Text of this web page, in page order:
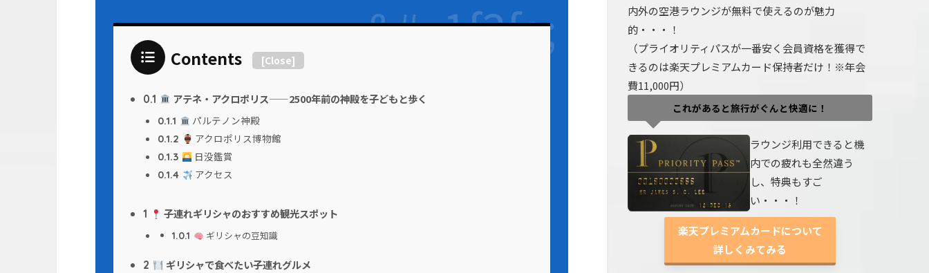
Contents [Close]
0.1 アテネ・アクロポリス——2500年前の神殿を子どもと歩く
0.1.1 パルテノン神殿
0.1.2 アクロポリス博物館
0.1.3 日没鑑賞
0.1.4 アクセス
1 子連れギリシャのおすすめ観光スポット
1.0.1 ギリシャの豆知識
2 ギリシャで食べたい子連れグルメ
内外の空港ラウンジが無料で使えるのが魅力
的・・・！
（プライオリティパスが一番安く会員資格を獲得で
きるのは楽天プレミアムカード保持者だけ！※年会
費11,000円）
これがあると旅行がぐんと快適に！
ラウンジ利用できると機
内での疲れも全然違う
し、特典もすご
い・・・！
楽天プレミアムカードについて
詳しくみてみる